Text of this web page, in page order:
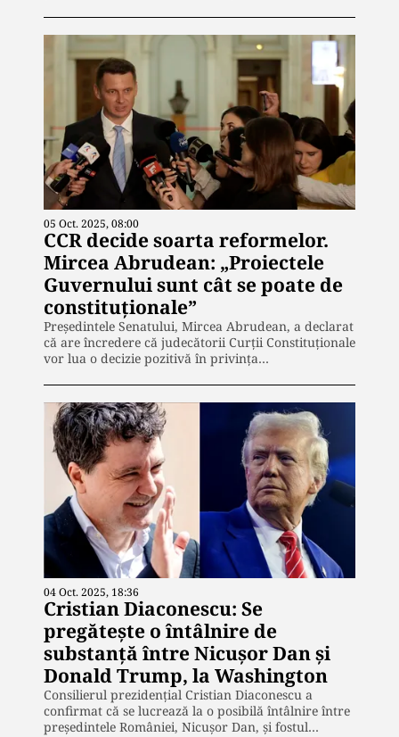
05 Oct. 2025, 08:00
CCR decide soarta reformelor.
Mircea Abrudean: „Proiectele
Guvernului sunt cât se poate de
constituționale”
Președintele Senatului, Mircea Abrudean, a declarat
că are încredere că judecătorii Curții Constituționale
vor lua o decizie pozitivă în privința…
04 Oct. 2025, 18:36
Cristian Diaconescu: Se
pregătește o întâlnire de
substanță între Nicușor Dan și
Donald Trump, la Washington
Consilierul prezidențial Cristian Diaconescu a
confirmat că se lucrează la o posibilă întâlnire între
președintele României, Nicușor Dan, și fostul…